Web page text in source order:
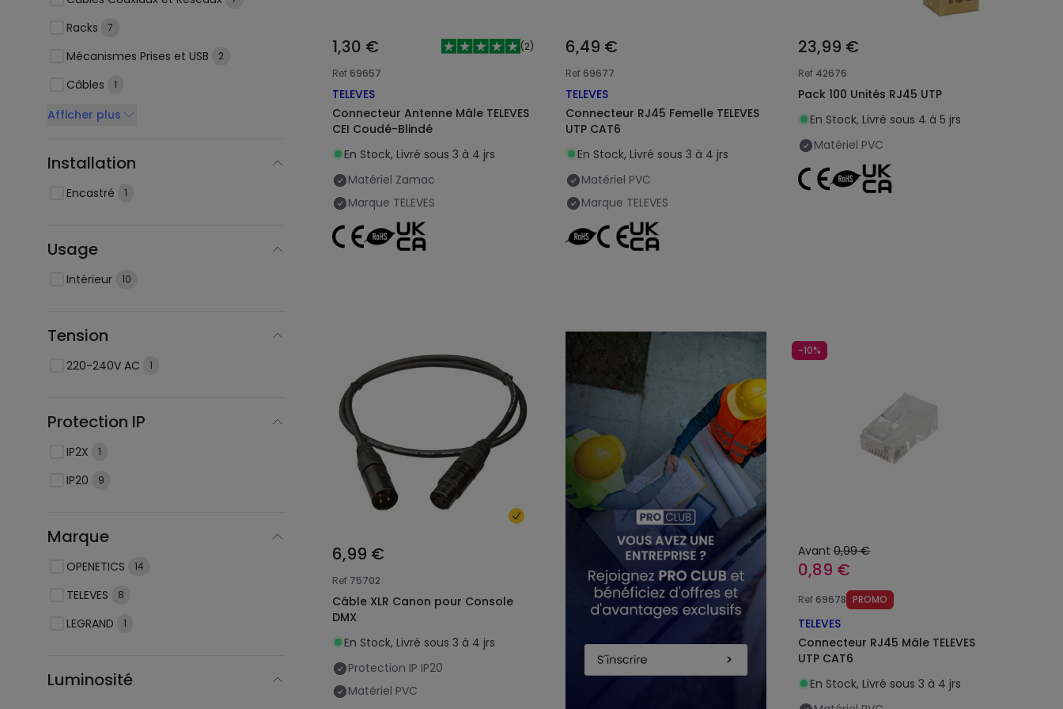
Racks 7
Mécanismes Prises et USB 2
Câbles 1
Afficher plus
Installation
Encastré 1
Usage
Intérieur 10
Tension
220-240V AC 1
Protection IP
IP2X 1
IP20 9
Marque
OPENETICS 14
TELEVES 8
LEGRAND 1
Luminosité
1,30 € (2)
Ref 69657
TELEVES
Connecteur Antenne Mâle TELEVES
CEI Coudé-Blindé
En Stock, Livré sous 3 à 4 jrs
Matériel Zamac
Marque TELEVES
6,49 €
Ref 69677
TELEVES
Connecteur RJ45 Femelle TELEVES
UTP CAT6
En Stock, Livré sous 3 à 4 jrs
Matériel PVC
Marque TELEVES
23,99 €
Ref 42676
Pack 100 Unités RJ45 UTP
En Stock, Livré sous 4 à 5 jrs
Matériel PVC
6,99 €
Ref 75702
Câble XLR Canon pour Console
DMX
En Stock, Livré sous 3 à 4 jrs
Protection IP IP20
Matériel PVC
-10%
Avant 0,99 €
0,89 €
Ref 69678 PROMO
TELEVES
Connecteur RJ45 Mâle TELEVES
UTP CAT6
En Stock, Livré sous 3 à 4 jrs